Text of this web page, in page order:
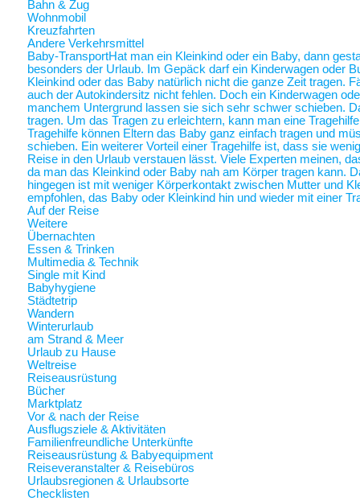
Bahn & Zug
Wohnmobil
Kreuzfahrten
Andere Verkehrsmittel
Baby-TransportHat man ein Kleinkind oder ein Baby, dann
besonders der Urlaub. Im Gepäck darf ein Kinderwagen oder
Kleinkind oder das Baby natürlich nicht die ganze Zeit tragen.
auch der Autokindersitz nicht fehlen. Doch ein Kinderwagen
manchem Untergrund lassen sie sich sehr schwer schieben.
tragen. Um das Tragen zu erleichtern, kann man eine
Tragehilfe können Eltern das Baby ganz einfach tragen und
schieben. Ein weiterer Vorteil einer Tragehilfe ist, dass sie
Reise in den Urlaub verstauen lässt. Viele Experten meinen,
da man das Kleinkind oder Baby nah am Körper tragen kann.
hingegen ist mit weniger Körperkontakt zwischen Mutter und
empfohlen, das Baby oder Kleinkind hin und wieder mit einer
Auf der Reise
Weitere
Übernachten
Essen & Trinken
Multimedia & Technik
Single mit Kind
Babyhygiene
Städtetrip
Wandern
Winterurlaub
am Strand & Meer
Urlaub zu Hause
Weltreise
Reiseausrüstung
Bücher
Marktplatz
Vor & nach der Reise
Ausflugsziele & Aktivitäten
Familienfreundliche Unterkünfte
Reiseausrüstung & Babyequipment
Reiseveranstalter & Reisebüros
Urlaubsregionen & Urlaubsorte
Checklisten